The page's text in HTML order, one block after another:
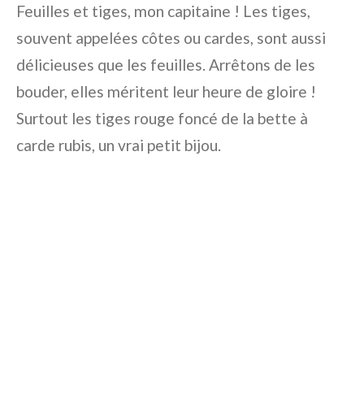
Feuilles et tiges, mon capitaine ! Les tiges,
souvent appelées côtes ou cardes, sont aussi
délicieuses que les feuilles. Arrêtons de les
bouder, elles méritent leur heure de gloire !
Surtout les tiges rouge foncé de la bette à
carde rubis, un vrai petit bijou.